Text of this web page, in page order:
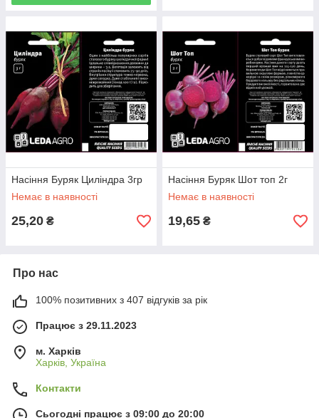
Насіння Буряк Циліндра 3гр
Немає в наявності
25,20 ₴
Насіння Буряк Шот топ 2г
Немає в наявності
19,65 ₴
Про нас
100% позитивних з 407 відгуків за рік
Працює з 29.11.2023
м. Харків
Харків, Україна
Контакти
Сьогодні працює з 09:00 до 20:00